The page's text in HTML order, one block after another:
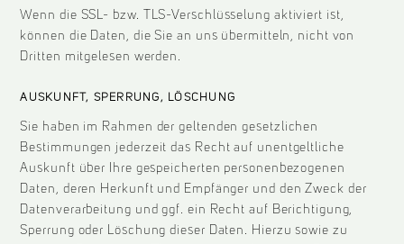
Wenn die SSL- bzw. TLS-Verschlüsselung aktiviert ist,
können die Daten, die Sie an uns übermitteln, nicht von
Dritten mitgelesen werden.
AUSKUNFT, SPERRUNG, LÖSCHUNG
Sie haben im Rahmen der geltenden gesetzlichen
Bestimmungen jederzeit das Recht auf unentgeltliche
Auskunft über Ihre gespeicherten personenbezogenen
Daten, deren Herkunft und Empfänger und den Zweck der
Datenverarbeitung und ggf. ein Recht auf Berichtigung,
Sperrung oder Löschung dieser Daten. Hierzu sowie zu